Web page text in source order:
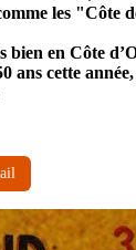
les "Côte
bien en Côte
ans cette